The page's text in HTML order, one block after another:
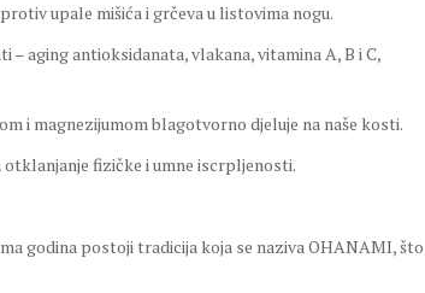
upale mišića i grčeva u listovima nogu.
aging antioksidanata, vlakana, vitamina A, B i C,
i magnezijumom blagotvorno djeluje na naše kosti.
otklanjanje fizičke i umne iscrpljenosti.
godina postoji tradicija koja se naziva OHANAMI, što